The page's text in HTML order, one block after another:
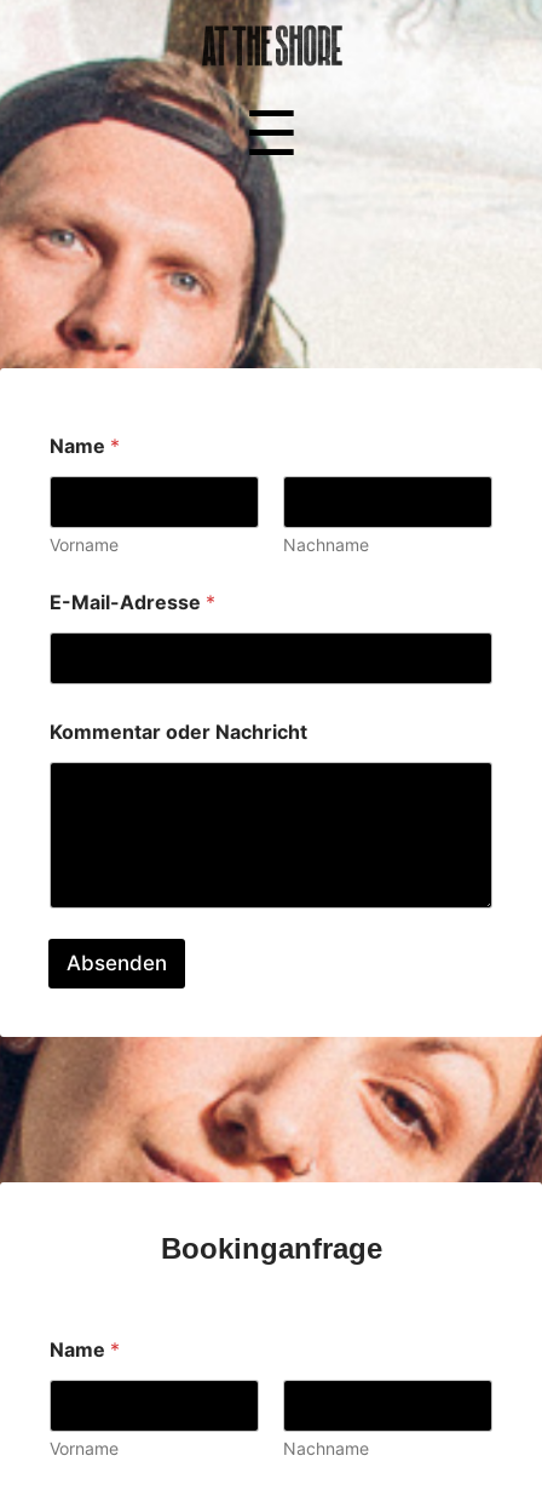
At
The
Shore
☰
Menu
Name *
Vorname Nachname
E-Mail-Adresse *
Kommentar oder Nachricht
Absenden
Bookinganfrage
Name *
Vorname Nachname